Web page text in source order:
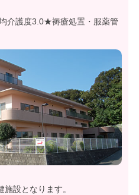
介護度3.0★褥瘡処置・服薬管
設となります。